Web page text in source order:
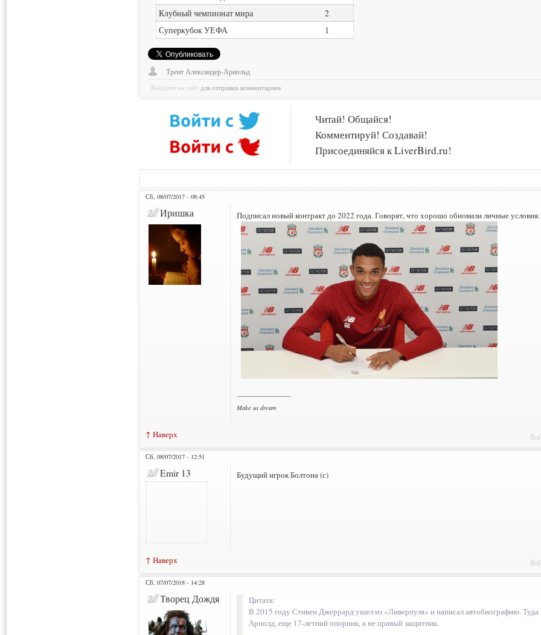
Клубный чемпионат мира
2
Суперкубок УЕФА
1
Трент Александер-Арнольд
Войдите на сайт для отправки комментариев
Читай! Общайся!
Комментируй! Создавай!
Присоединяйся к LiverBird.ru!
Сб, 08/07/2017 - 08:45
Иришка Подписал новый контракт до 2022 года. Говорят, что хорошо обновили личные условия.
Make us dream
↑ Наверх
Сб, 08/07/2017 - 12:51
Emir 13 Будущий игрок Болтона (с)
↑ Наверх
Сб, 07/07/2018 - 14:28
Творец Дождя
Цитата:
В 2015 году Стивен Джеррард ушел из «Ливерпуля» и написал автобиографию.
Арнолд, еще 17-летний опорник, а не правый защитник.